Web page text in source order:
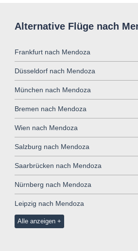
Alternative Flüge nach
Frankfurt nach Mendoza
Düsseldorf nach Mendoza
München nach Mendoza
Bremen nach Mendoza
Wien nach Mendoza
Salzburg nach Mendoza
Saarbrücken nach Mendoza
Nürnberg nach Mendoza
Leipzig nach Mendoza
Alle anzeigen